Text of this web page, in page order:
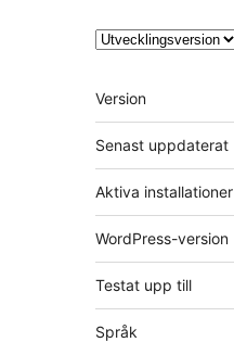
Meta
Version
Senast uppdaterat
Aktiva installationer
WordPress-version
Testat upp till
Språk